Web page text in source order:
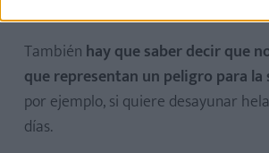
También hay que saber decir que
que representan un peligro para la
por ejemplo, si quiere desayunar
días.